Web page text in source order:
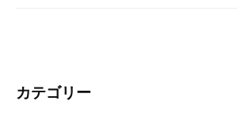
カテゴリー